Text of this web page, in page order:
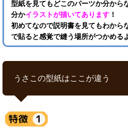
型紙を見てもどこのパーツか分か
分かイラストが描いてあります ！
初めてなので説明書を見てもわか
で貼ると感覚で縫う場所がつかめる
うさこの型紙はここが違う